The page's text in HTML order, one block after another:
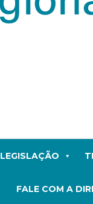
LEGISLAÇÃO
FALE COM A